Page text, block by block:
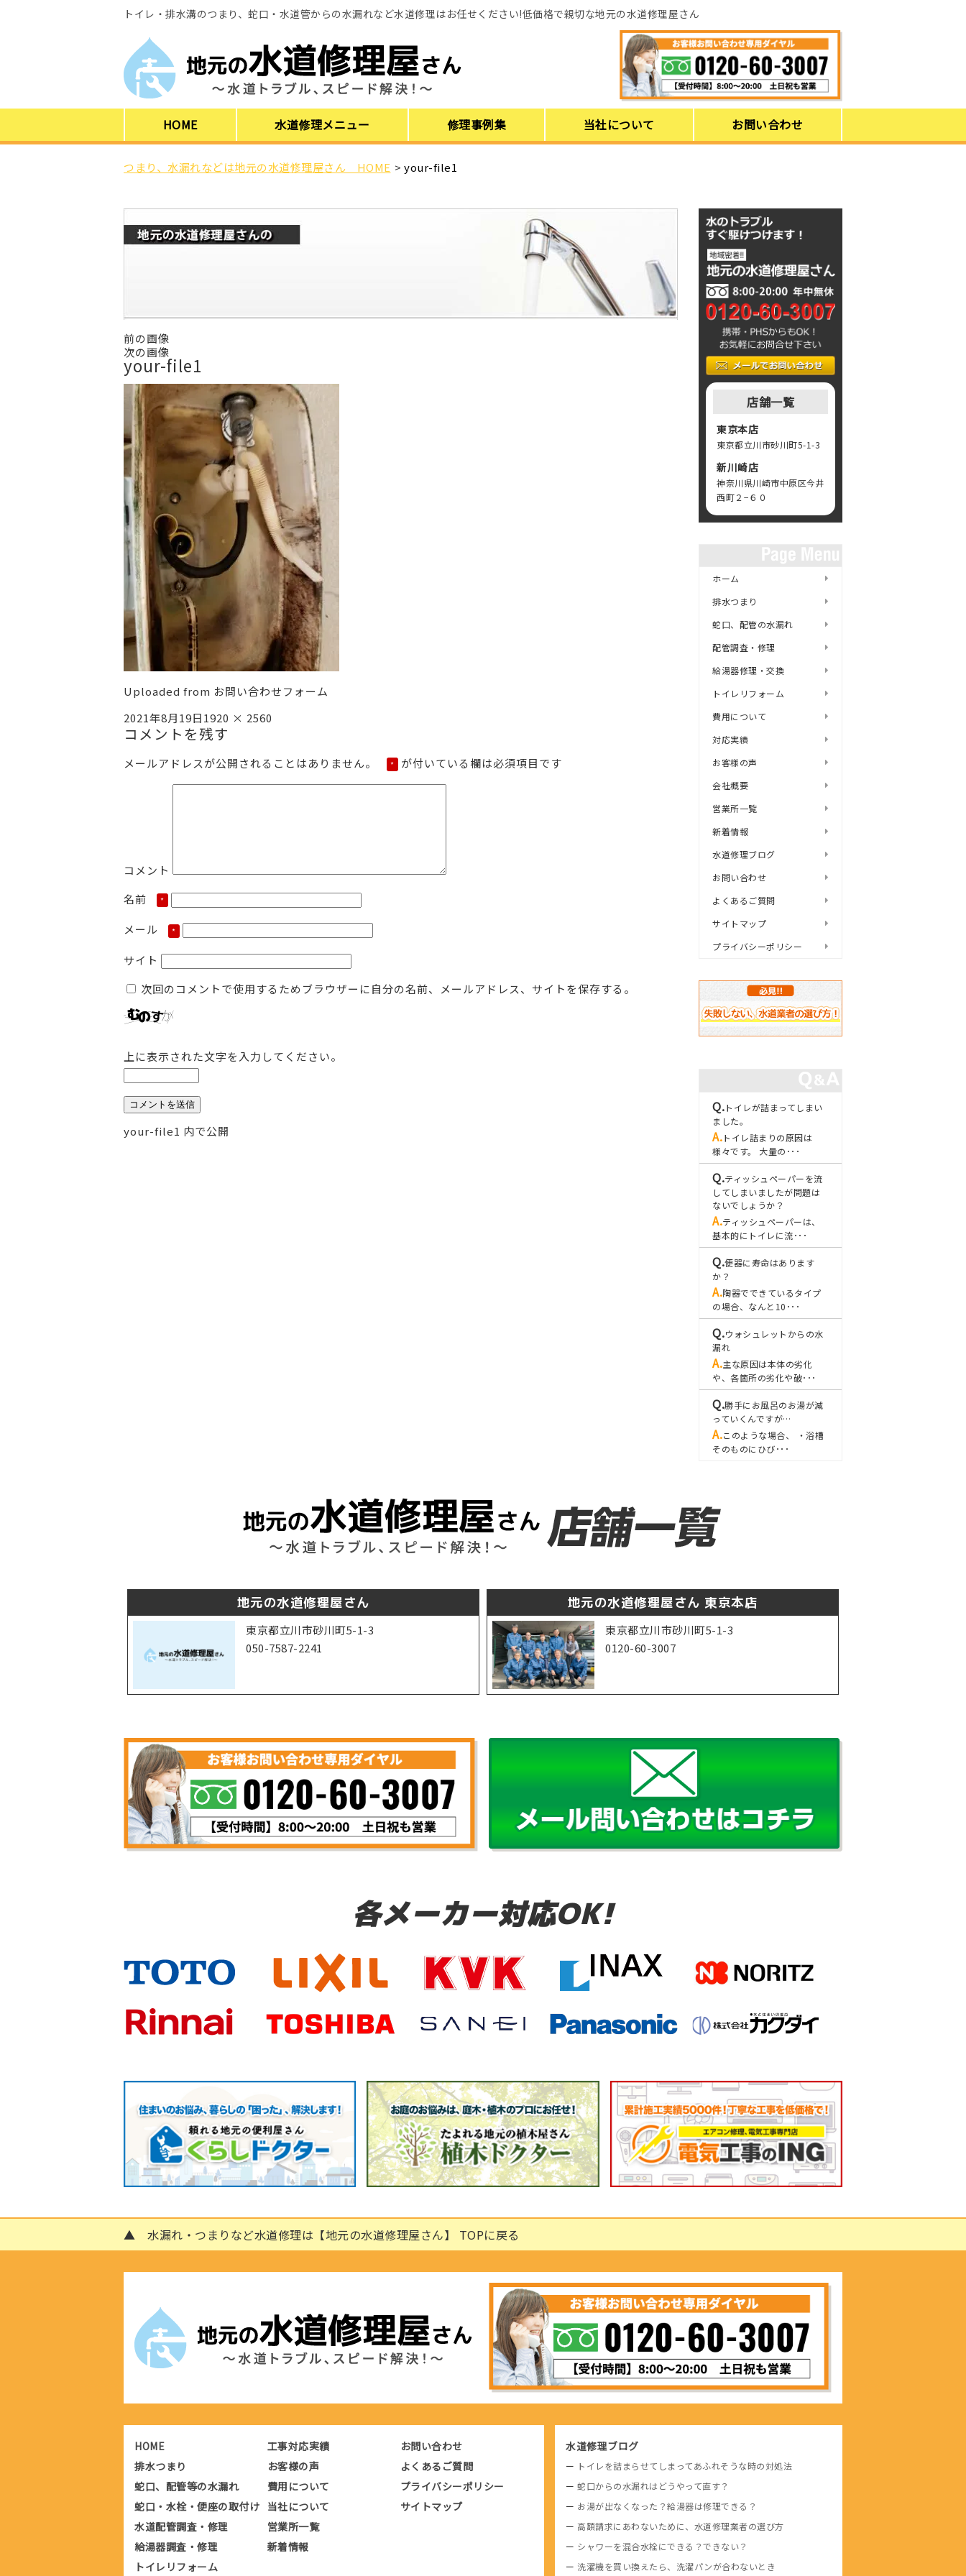
トイレ・排水溝のつまり、蛇口・水道管からの水漏れなど水道修理はお任せください!低価格で親切な地元の水道修理屋さん
HOME 水道修理メニュー 修理事例集 当社について お問い合わせ
つまり、水漏れなどは地元の水道修理屋さん HOME > your-file1
前の画像
次の画像
your-file1
Uploaded from お問い合わせフォーム
投
稿
日:
2021年8月19日フ
ル
サ
イ
ズ
1920 × 2560
コメントを残す
メールアドレスが公開されることはありません。 * が付いている欄は必須項目です
コメント
名前
*
メール *
サイト
次回のコメントで使用するためブラウザーに自分の名前、メールアドレス、サイトを保存する。
上に表示された文字を入力してください。
投
your-file1 内で公開
店舗一覧
東京本店
東京都立川市砂川町5-1-3
新川崎店
神奈川県川崎市中原区今井
西町２−６０
ホーム
排水つまり
蛇口、配管の水漏れ
配管調査・修理
給湯器修理・交換
トイレリフォーム
費用について
対応実績
お客様の声
会社概要
営業所一覧
新着情報
水道修理ブログ
お問い合わせ
よくあるご質問
サイトマップ
プライバシーポリシー
トイレが詰まってしまい
ました。
トイレ詰まりの原因は
様々です。 大量の･･･
ティッシュペーパーを流
してしまいましたが問題は
ないでしょうか？
ティッシュペーパーは、
基本的にトイレに流･･･
便器に寿命はあります
か？
陶器でできているタイプ
の場合、なんと10･･･
ウォシュレットからの水
漏れ
主な原因は本体の劣化
や、各箇所の劣化や破･･･
勝手にお風呂のお湯が減
っていくんですが…
このような場合、 ・浴槽
そのものにひび･･･
地元の水道修理屋さん
東京都立川市砂川町5-1-3
050-7587-2241
地元の水道修理屋さん 東京本店
東京都立川市砂川町5-1-3
0120-60-3007
各メーカー対応OK!
▲ 水漏れ・つまりなど水道修理は【地元の水道修理屋さん】 TOPに戻る
HOME
排水つまり
蛇口、配管等の水漏れ
蛇口・水栓・便座の取付け
水道配管調査・修理
給湯器調査・修理
トイレリフォーム
工事対応実績
お客様の声
費用について
当社について
営業所一覧
新着情報
お問い合わせ
よくあるご質問
プライバシーポリシー
サイトマップ
水道修理ブログ
トイレを詰まらせてしまってあふれそうな時の対処法
蛇口からの水漏れはどうやって直す？
お湯が出なくなった？給湯器は修理できる？
高額請求にあわないために、水道修理業者の選び方
シャワーを混合水栓にできる？できない？
洗濯機を買い換えたら、洗濯パンが合わないとき